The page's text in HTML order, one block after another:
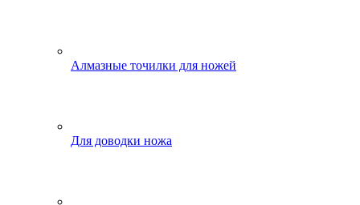
Алмазные точилки для ножей
Для доводки ножа